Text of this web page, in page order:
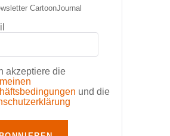
CartoonJournal
akzeptiere die
und die